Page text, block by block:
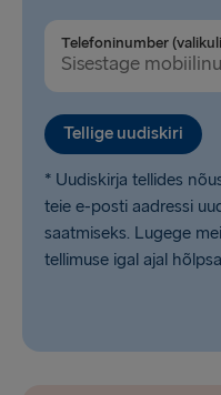
Telefoninumber
Tellige uudiskiri
* Uudiskirja tellides
teie e-posti aadressi
saatmiseks. Lugege
tellimuse igal ajal